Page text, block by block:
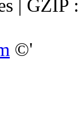
| GZIP
©'